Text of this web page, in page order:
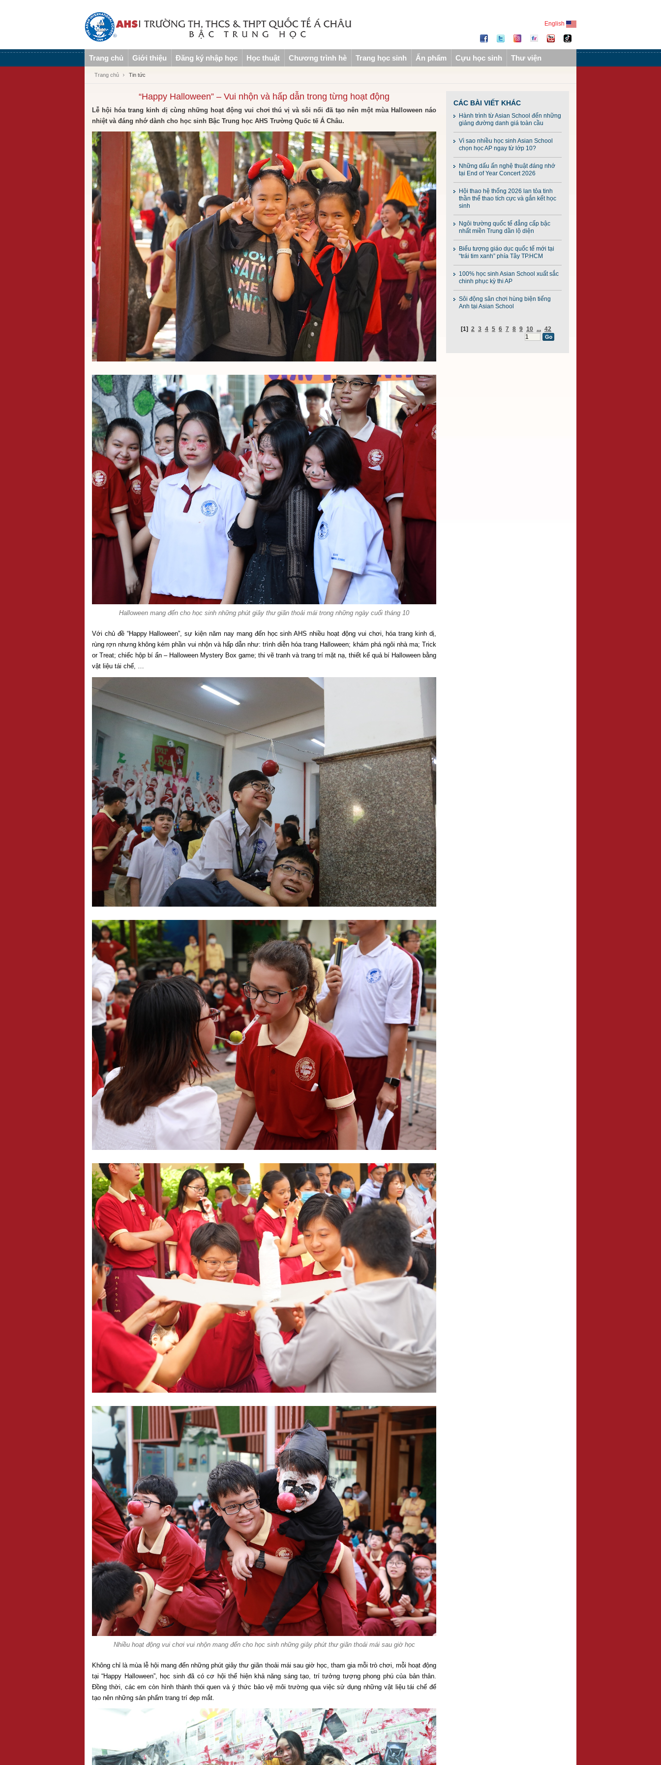
English
Trang chủ Giới thiệu Đăng ký nhập học Học thuật Chương trình hè Trang học sinh Ấn phẩm Cựu học sinh Thư viện
Trang chủ Tin tức
“Happy Halloween” – Vui nhộn và hấp dẫn trong từng hoạt động
Lễ hội hóa trang kinh dị cùng những hoạt động vui chơi thú vị và sôi nổi đã tạo nên một mùa Halloween náo
nhiệt và đáng nhớ dành cho học sinh Bậc Trung học AHS Trường Quốc tế Á Châu.
Halloween mang đến cho học sinh những phút giây thư giãn thoải mái trong những ngày cuối tháng 10
Với chủ đề “Happy Halloween”, sự kiện năm nay mang đến học sinh AHS nhiều hoạt động vui chơi, hóa trang kinh dị,
rùng rợn nhưng không kém phần vui nhộn và hấp dẫn như: trình diễn hóa trang Halloween; khám phá ngôi nhà ma; Trick
or Treat; chiếc hộp bí ẩn – Halloween Mystery Box game; thi vẽ tranh và trang trí mặt nạ, thiết kế quả bí Halloween bằng
vật liệu tái chế, …
Nhiều hoạt động vui chơi vui nhộn mang đến cho học sinh những giây phút thư giãn thoải mái sau giờ học
Không chỉ là mùa lễ hội mang đến những phút giây thư giãn thoải mái sau giờ học, tham gia mỗi trò chơi, mỗi hoạt động
tại “Happy Halloween”, học sinh đã có cơ hội thể hiện khả năng sáng tạo, trí tưởng tượng phong phú của bản thân.
Đồng thời, các em còn hình thành thói quen và ý thức bảo vệ môi trường qua việc sử dụng những vật liệu tái chế để
tạo nên những sản phẩm trang trí đẹp mắt.
CÁC BÀI VIẾT KHÁC
Hành trình từ Asian School đến những
giảng đường danh giá toàn cầu
Vì sao nhiều học sinh Asian School
chọn học AP ngay từ lớp 10?
Những dấu ấn nghệ thuật đáng nhớ
tại End of Year Concert 2026
Hội thao hệ thống 2026 lan tỏa tinh
thần thể thao tích cực và gắn kết học
sinh
Ngôi trường quốc tế đẳng cấp bậc
nhất miền Trung dần lộ diện
Biểu tượng giáo dục quốc tế mới tại
“trái tim xanh” phía Tây TP.HCM
100% học sinh Asian School xuất sắc
chinh phục kỳ thi AP
Sôi động sân chơi hùng biện tiếng
Anh tại Asian School
[1] 2 3 4 5 6 7 8 9 10 ... 42